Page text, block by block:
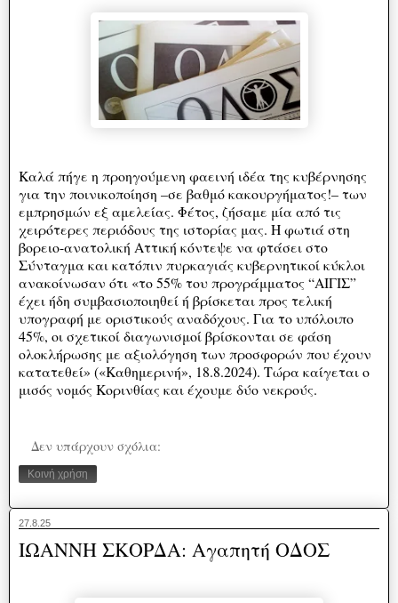
Kαλά πήγε η προηγούμενη φαεινή ιδέα της κυβέρνησης
για την ποινικοποίηση –σε βαθμό κακουργήματος!– των
εμπρησμών εξ αμελείας. Φέτος, ζήσαμε μία από τις
χειρότερες περιόδους της ιστορίας μας. Η φωτιά στη
βορειο-ανατολική Αττική κόντεψε να φτάσει στο
Σύνταγμα και κατόπιν πυρκαγιάς κυβερνητικοί κύκλοι
ανακοίνωσαν ότι «το 55% του προγράμματος “ΑΙΓΙΣ”
έχει ήδη συμβασιοποιηθεί ή βρίσκεται προς τελική
υπογραφή με οριστικούς αναδόχους. Για το υπόλοιπο
45%, οι σχετικοί διαγωνισμοί βρίσκονται σε φάση
ολοκλήρωσης με αξιολόγηση των προσφορών που έχουν
κατατεθεί» («Καθημερινή», 18.8.2024). Τώρα καίγεται ο
μισός νομός Κορινθίας και έχουμε δύο νεκρούς.
Δεν υπάρχουν σχόλια:
Κοινή χρήση
27.8.25
ΙΩΑΝΝΗ ΣΚΟΡΔΑ: Αγαπητή ΟΔΟΣ